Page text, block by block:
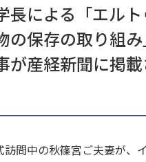
長による「エルト
の保存の取り組
が産経新聞に掲
問中の秋篠宮ご夫妻が、